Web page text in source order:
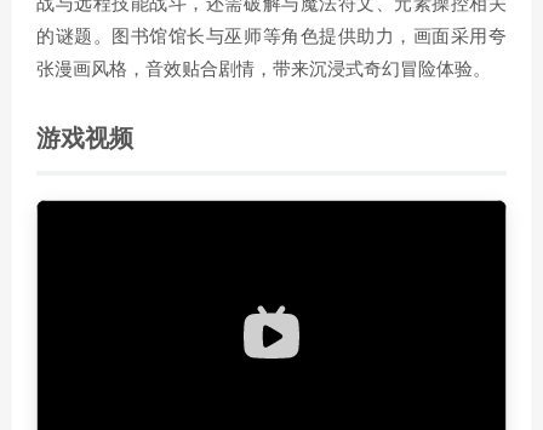
战与远程技能战斗，还需破解与魔法符文、元素操控相关
的谜题。图书馆馆长与巫师等角色提供助力，画面采用夸
张漫画风格，音效贴合剧情，带来沉浸式奇幻冒险体验。
游戏视频